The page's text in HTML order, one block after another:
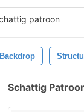
Backdrop
Schattig